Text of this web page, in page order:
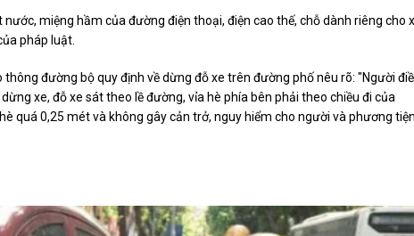
miệng hầm của đường điện thoại, điện cao thế, chỗ dành riêng cho
pháp luật.
đường bộ quy định về dừng đỗ xe trên đường phố nêu rõ: "Người
xe, đỗ xe sát theo lề đường, vỉa hè phía bên phải theo chiều đi của
quá 0,25 mét và không gây cản trở, nguy hiểm cho người và phương